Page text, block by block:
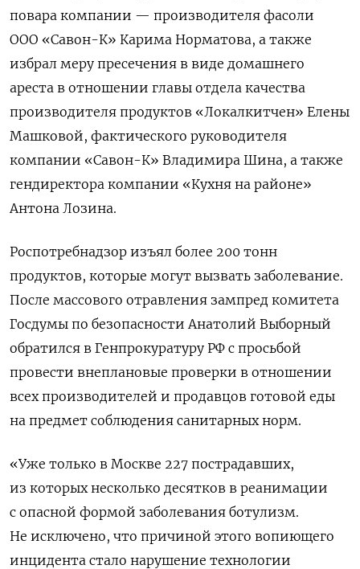
повара компании — производителя фасоли
ООО «Савон-К» Карима Норматова, а также
избрал меру пресечения в виде домашнего
ареста в отношении главы отдела качества
производителя продуктов «Локалкитчен» Елены
Машковой, фактического руководителя
компании «Савон-К» Владимира Шина, а также
гендиректора компании «Кухня на районе»
Антона Лозина.
Роспотребнадзор изъял более 200 тонн
продуктов, которые могут вызвать заболевание.
После массового отравления зампред комитета
Госдумы по безопасности Анатолий Выборный
обратился в Генпрокуратуру РФ с просьбой
провести внеплановые проверки в отношении
всех производителей и продавцов готовой еды
на предмет соблюдения санитарных норм.
«Уже только в Москве 227 пострадавших,
из которых несколько десятков в реанимации
с опасной формой заболевания ботулизм.
Не исключено, что причиной этого вопиющего
инцидента стало нарушение технологии